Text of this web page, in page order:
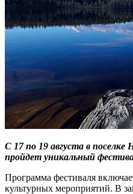
С 17 по 19 августа в поселке
пройдет уникальный
Программа фестиваля
культурных мероприятий. В